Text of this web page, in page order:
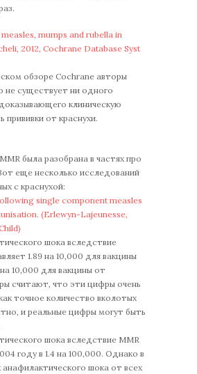
mumps and rubella in
2012, Cochrane Database Syst
обзоре Cochrane авторы
не существует ни одного
клиническую
прививки от краснухи.
была разобрана в частях про
еще несколько исследований
с краснухой:
single component measles
(Erlewyn-Lajeunesse,
шока вследствие
1.89 на 10,000 для вакцины
10,000 для вакцины от
считают, что эти цифры очень
точное количество вколотых
и реальные цифры могут быть
шока вследствие MMR
году в 1.4 на 100,000. Однако в
анафилактического шока от всех